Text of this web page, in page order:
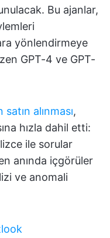
Bu ajanlar,
yönlendirmeye
GPT-4 ve GPT-
alınması,
hızla dahil etti:
ile sorular
anında içgörüler
ve anomali